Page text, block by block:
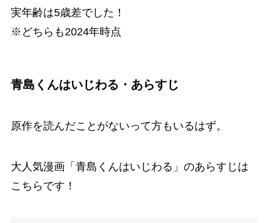
実年齢は5歳差でした！
※どちらも2024年時点
青島くんはいじわる・あらすじ
原作を読んだことがないって方もいるはず。
大人気漫画「青島くんはいじわる」のあらすじは
こちらです！